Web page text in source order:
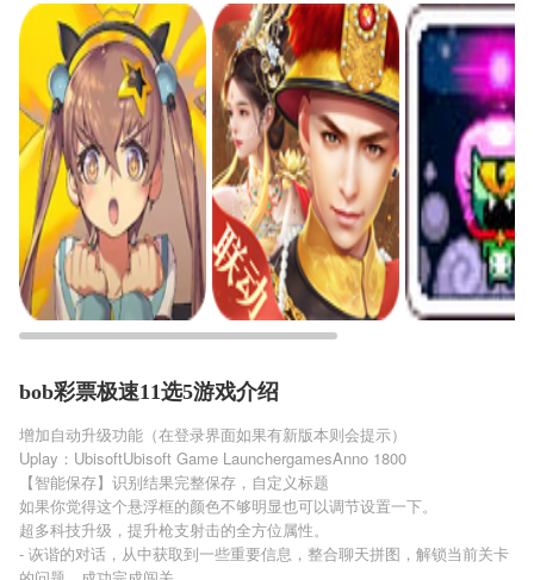
bob彩票极速11选5游戏介绍
增加自动升级功能（在登录界面如果有新版本则会提示）
Uplay：UbisoftUbisoft Game LaunchergamesAnno 1800
【智能保存】识别结果完整保存，自定义标题
如果你觉得这个悬浮框的颜色不够明显也可以调节设置一下。
超多科技升级，提升枪支射击的全方位属性。
- 诙谐的对话，从中获取到一些重要信息，整合聊天拼图，解锁当前关卡